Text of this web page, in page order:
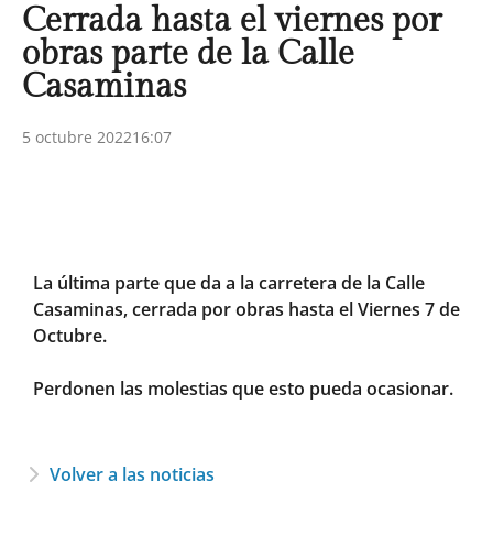
Cerrada hasta el viernes por
obras parte de la Calle
Casaminas
5 octubre 202216:07
La última parte que da a la carretera de la Calle
Casaminas, cerrada por obras hasta el Viernes 7 de
Octubre.
Perdonen las molestias que esto pueda ocasionar.
Volver a las noticias